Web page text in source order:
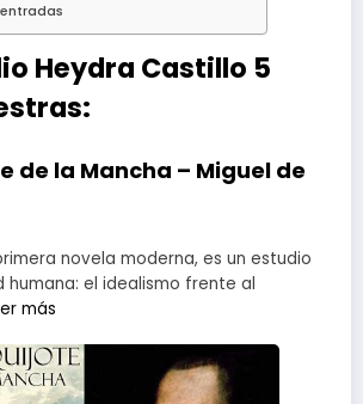
Heydra Castillo 5
de la Mancha – Miguel de
novela moderna, es un estudio
humana: el idealismo frente al
más